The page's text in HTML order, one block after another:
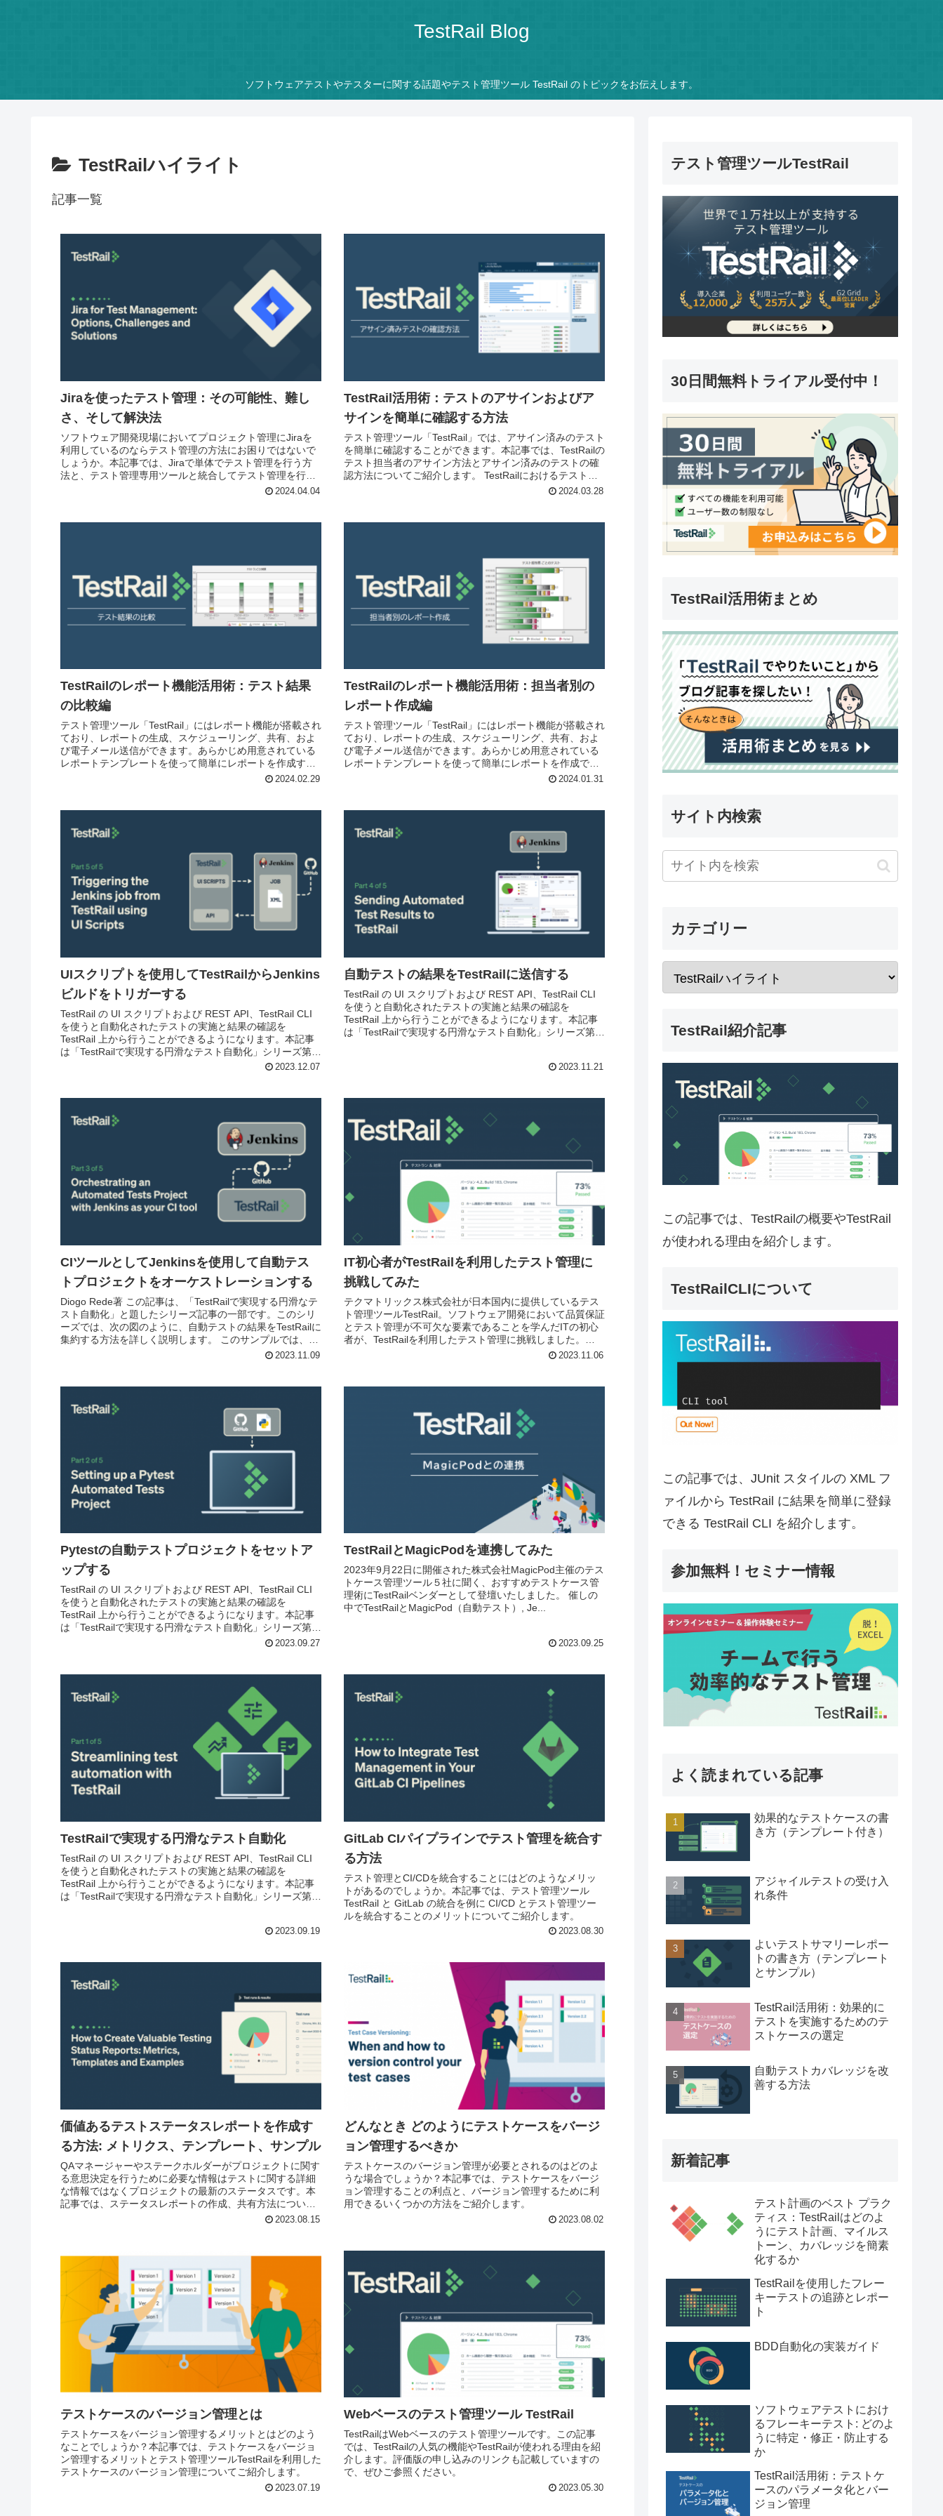
TestRail Blog
ソフトウェアテストやテスターに関する話題やテスト管理ツール TestRail のトピックをお伝えします。
TestRailハイライト
記事一覧
Jiraを使ったテスト管理：その可能性、難し
さ、そして解決法
ソフトウェア開発現場においてプロジェクト管理にJiraを
利用しているのならテスト管理の方法にお困りではないで
しょうか。本記事では、Jiraで単体でテスト管理を行う方
法と、テスト管理専用ツールと統合してテスト管理を行う
方法それぞれのメリットとデメリットについて紹介いたし
2024.04.04
TestRail活用術：テストのアサインおよびア
サインを簡単に確認する方法
テスト管理ツール「TestRail」では、アサイン済みのテスト
を簡単に確認することができます。本記事では、TestRailの
テスト担当者のアサイン方法とアサイン済みのテストの確
認方法についてご紹介します。 TestRailにおけるテスト担
2024.03.28
TestRailのレポート機能活用術：テスト結果
の比較編
テスト管理ツール「TestRail」にはレポート機能が搭載され
ており、レポートの生成、スケジューリング、共有、およ
び電子メール送信ができます。あらかじめ用意されている
レポートテンプレートを使って簡単にレポートを作成する
2024.02.29
TestRailのレポート機能活用術：担当者別の
レポート作成編
テスト管理ツール「TestRail」にはレポート機能が搭載され
ており、レポートの生成、スケジューリング、共有、およ
び電子メール送信ができます。あらかじめ用意されている
レポートテンプレートを使って簡単にレポートを作成でき
ます。TestRailのレポート機能の活用術として、担当者別の
2024.01.31
UIスクリプトを使用してTestRailからJenkins
ビルドをトリガーする
TestRail の UI スクリプトおよび REST API、TestRail CLI
を使うと自動化されたテストの実施と結果の確認を
TestRail 上から行うことができるようになります。本記事
は「TestRailで実現する円滑なテスト自動化」シリーズ第5
回目としてUI スクリプトを利用して Jenkins のジョブの実
2023.12.07
自動テストの結果をTestRailに送信する
TestRail の UI スクリプトおよび REST API、TestRail CLI
を使うと自動化されたテストの実施と結果の確認を
TestRail 上から行うことができるようになります。本記事
は「TestRailで実現する円滑なテスト自動化」シリーズ第4
2023.11.21
CIツールとしてJenkinsを使用して自動テス
トプロジェクトをオーケストレーションする
Diogo Rede著 この記事は、「TestRailで実現する円滑なテ
スト自動化」と題したシリーズ記事の一部です。このシリ
ーズでは、次の図のように、自動テストの結果をTestRailに
集約する方法を詳しく説明します。 このサンプルでは、
2023.11.09
IT初心者がTestRailを利用したテスト管理に
挑戦してみた
テクマトリックス株式会社が日本国内に提供しているテス
ト管理ツールTestRail。ソフトウェア開発において品質保証
とテスト管理が不可欠な要素であることを学んだITの初心
者が、TestRailを利用したテスト管理に挑戦しました。
2023.11.06
Pytestの自動テストプロジェクトをセットア
ップする
TestRail の UI スクリプトおよび REST API、TestRail CLI
を使うと自動化されたテストの実施と結果の確認を
TestRail 上から行うことができるようになります。本記事
は「TestRailで実現する円滑なテスト自動化」シリーズ第2
回目としてローカル環境で Pytest のインストールとテスト
2023.09.27
TestRailとMagicPodを連携してみた
2023年9月22日に開催された株式会社MagicPod主催のテス
トケース管理ツール５社に聞く、おすすめテストケース管
理術にTestRailベンダーとして登壇いたしました。 催しの
中でTestRailとMagicPod（自動テスト）, Je...
2023.09.25
TestRailで実現する円滑なテスト自動化
TestRail の UI スクリプトおよび REST API、TestRail CLI
を使うと自動化されたテストの実施と結果の確認を
TestRail 上から行うことができるようになります。本記事
は「TestRailで実現する円滑なテスト自動化」シリーズ第1
2023.09.19
GitLab CIパイプラインでテスト管理を統合す
る方法
テスト管理とCI/CDを統合することにはどのようなメリッ
トがあるのでしょうか。本記事では、テスト管理ツール
TestRail と GitLab の統合を例に CI/CD とテスト管理ツー
ルを統合することのメリットについてご紹介します。
2023.08.30
価値あるテストステータスレポートを作成す
る方法: メトリクス、テンプレート、サンプル
QAマネージャーやステークホルダーがプロジェクトに関す
る意思決定を行うために必要な情報はテストに関する詳細
な情報ではなくプロジェクトの最新のステータスです。本
記事では、ステータスレポートの作成、共有方法について
2023.08.15
どんなとき どのようにテストケースをバージ
ョン管理するべきか
テストケースのバージョン管理が必要とされるのはどのよ
うな場合でしょうか？本記事では、テストケースをバージ
ョン管理することの利点と、バージョン管理するために利
用できるいくつかの方法をご紹介します。
2023.08.02
テストケースのバージョン管理とは
テストケースをバージョン管理するメリットとはどのよう
なことでしょうか？本記事では、テストケースをバージョ
ン管理するメリットとテスト管理ツールTestRailを利用した
テストケースのバージョン管理についてご紹介します。
2023.07.19
Webベースのテスト管理ツール TestRail
TestRailはWebベースのテスト管理ツールです。この記事
では、TestRailの人気の機能やTestRailが使われる理由を紹
介します。評価版の申し込みのリンクも記載していますの
で、ぜひご参照ください。
2023.05.30
テスト管理ツールTestRail
30日間無料トライアル受付中！
TestRail活用術まとめ
サイト内検索
カテゴリー
TestRail紹介記事
この記事では、TestRailの概要やTestRail
が使われる理由を紹介します。
TestRailCLIについて
この記事では、JUnit スタイルの XML フ
ァイルから TestRail に結果を簡単に登録
できる TestRail CLI を紹介します。
参加無料！セミナー情報
よく読まれている記事
効果的なテストケースの書
き方（テンプレート付き）
アジャイルテストの受け入
れ条件
よいテストサマリーレポー
トの書き方（テンプレート
とサンプル）
TestRail活用術：効果的に
テストを実施するためのテ
ストケースの選定
自動テストカバレッジを改
善する方法
新着記事
テスト計画のベスト プラク
ティス：TestRailはどのよ
うにテスト計画、マイルス
トーン、カバレッジを簡素
化するか
TestRailを使用したフレー
キーテストの追跡とレポー
ト
BDD自動化の実装ガイド
ソフトウェアテストにおけ
るフレーキーテスト: どのよ
うに特定・修正・防止する
か
TestRail活用術：テストケ
ースのパラメータ化とバー
ジョン管理